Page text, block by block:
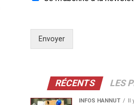
Envoyer
RÉCENTS LES
INFOS HANNUT